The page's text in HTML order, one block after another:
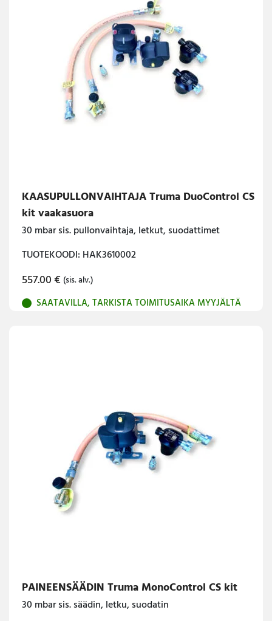
KAASUPULLONVAIHTAJA Truma DuoControl CS
kit vaakasuora
30 mbar sis. pullonvaihtaja, letkut, suodattimet
TUOTEKOODI: HAK3610002
557.00€ (sis. alv.)
SAATAVILLA, TARKISTA TOIMITUSAIKA MYYJÄLTÄ
PAINEENSÄÄDIN Truma MonoControl CS kit
30 mbar sis. säädin, letku, suodatin